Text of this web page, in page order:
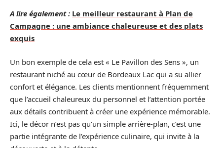
A lire également : Le meilleur restaurant à Plan de
Campagne : une ambiance chaleureuse et des plats
exquis
Un bon exemple de cela est « Le Pavillon des Sens », un
restaurant niché au cœur de Bordeaux Lac qui a su allier
confort et élégance. Les clients mentionnent fréquemment
que l’accueil chaleureux du personnel et l’attention portée
aux détails contribuent à créer une expérience mémorable.
Ici, le décor n’est pas qu’un simple arrière-plan, c’est une
partie intégrante de l’expérience culinaire, qui invite à la